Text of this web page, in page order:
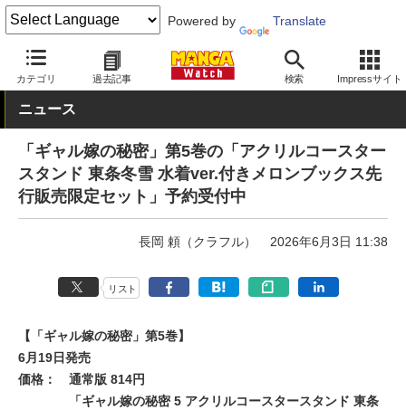
Powered by Translate
カテゴリ 過去記事 検索 Impressサイト
MANGA Watch Web/アプリ
ニュース
「ギャル嫁の秘密」第5巻の「アクリルコースター
スタンド 東条冬雪 水着ver.付きメロンブックス先
行販売限定セット」予約受付中
長岡 頼（クラフル） 2026年6月3日 11:38
リスト
【「ギャル嫁の秘密」第5巻】
6月19日発売
価格：
通常版 814円
「ギャル嫁の秘密 5 アクリルコースタースタンド 東条